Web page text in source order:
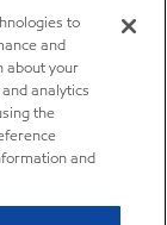
to
and
about your
analytics
the
and